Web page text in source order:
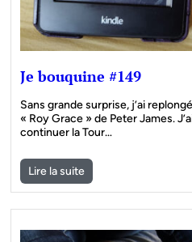
Je bouquine #149
Sans grande surprise, j’ai
« Roy Grace » de Peter James.
continuer la Tour…
Lire la suite